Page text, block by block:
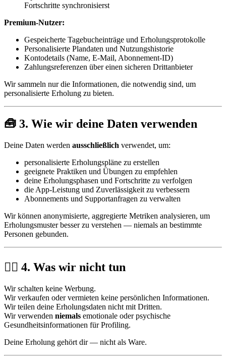
Fortschritte synchronisierst
Premium-Nutzer:
Gespeicherte Tagebucheinträge und Erholungsprotokolle
Personalisierte Plandaten und Nutzungshistorie
Kontodetails (Name, E-Mail, Abonnement-ID)
Zahlungsreferenzen über einen sicheren Drittanbieter
Wir sammeln nur die Informationen, die notwendig sind, um
personalisierte Erholung zu bieten.
🧰 3. Wie wir deine Daten verwenden
Deine Daten werden ausschließlich verwendet, um:
personalisierte Erholungspläne zu erstellen
geeignete Praktiken und Übungen zu empfehlen
deine Erholungsphasen und Fortschritte zu verfolgen
die App-Leistung und Zuverlässigkeit zu verbessern
Abonnements und Supportanfragen zu verwalten
Wir können anonymisierte, aggregierte Metriken analysieren, um
Erholungsmuster besser zu verstehen — niemals an bestimmte
Personen gebunden.
🕵️‍♂️ 4. Was wir nicht tun
Wir schalten keine Werbung.
Wir verkaufen oder vermieten keine persönlichen Informationen.
Wir teilen deine Erholungsdaten nicht mit Dritten.
Wir verwenden niemals emotionale oder psychische
Gesundheitsinformationen für Profiling.
Deine Erholung gehört dir — nicht als Ware.